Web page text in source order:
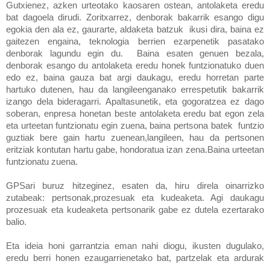
Gutxienez, azken urteotako kaosaren ostean, antolaketa eredu
bat dagoela dirudi. Zoritxarrez, denborak bakarrik esango digu
egokia den ala ez, gaurarte, aldaketa batzuk ikusi dira, baina ez
gaitezen engaina, teknologia berrien ezarpenetik pasatako
denborak lagundu egin du. Baina esaten genuen bezala,
denborak esango du antolaketa eredu honek funtzionatuko duen
edo ez, baina gauza bat argi daukagu, eredu horretan parte
hartuko dutenen, hau da langileenganako errespetutik bakarrik
izango dela bideragarri. Apaltasunetik, eta gogoratzea ez dago
soberan, enpresa honetan beste antolaketa eredu bat egon zela
eta urteetan funtzionatu egin zuena, baina pertsona batek funtzio
guztiak bere gain hartu zuenean,langileen, hau da pertsonen
eritziak kontutan hartu gabe, hondoratua izan zena.Baina urteetan
funtzionatu zuena.
GPSari buruz hitzeginez, esaten da, hiru direla oinarrizko
zutabeak: pertsonak,prozesuak eta kudeaketa. Agi daukagu
prozesuak eta kudeaketa pertsonarik gabe ez dutela ezertarako
balio.
Eta ideia honi garrantzia eman nahi diogu, ikusten dugulako,
eredu berri honen ezaugarrienetako bat, partzelak eta ardurak